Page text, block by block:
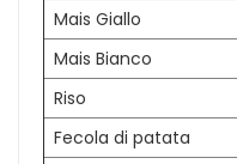
Mais Giallo
Mais Bianco
Riso
Fecola di patata